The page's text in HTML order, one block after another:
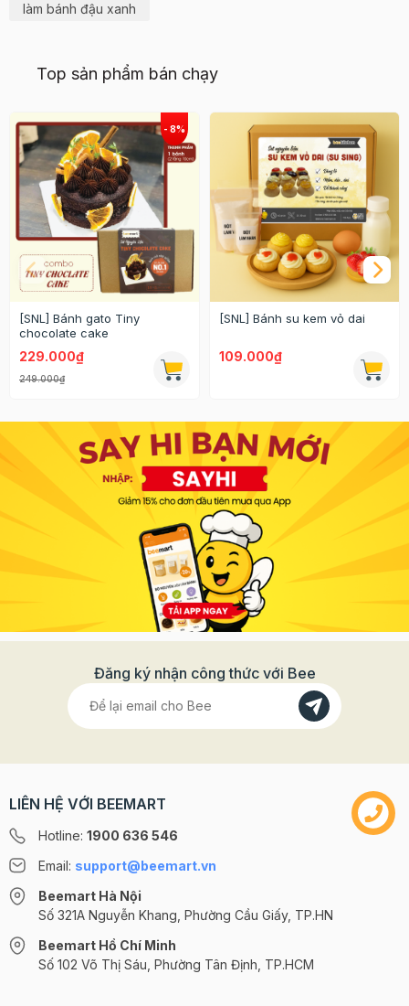
làm bánh đậu xanh
Top sản phẩm bán chạy
[SNL] Bánh gato Tiny
chocolate cake
229.000₫
249.000₫
[SNL] Bánh su kem vỏ dai
109.000₫
Đăng ký nhận công thức với Bee
LIÊN HỆ VỚI BEEMART
Hotline: 1900 636 546
Email: support@beemart.vn
Beemart Hà Nội
Số 321A Nguyễn Khang, Phường Cầu Giấy, TP.HN
Beemart Hồ Chí Minh
Số 102 Võ Thị Sáu, Phường Tân Định, TP.HCM